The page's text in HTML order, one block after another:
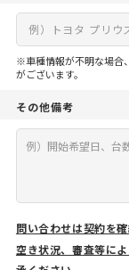
※車種情報が不明な場合
がございます。
その他備考
問い合わせは契約を
空き状況、審査等に